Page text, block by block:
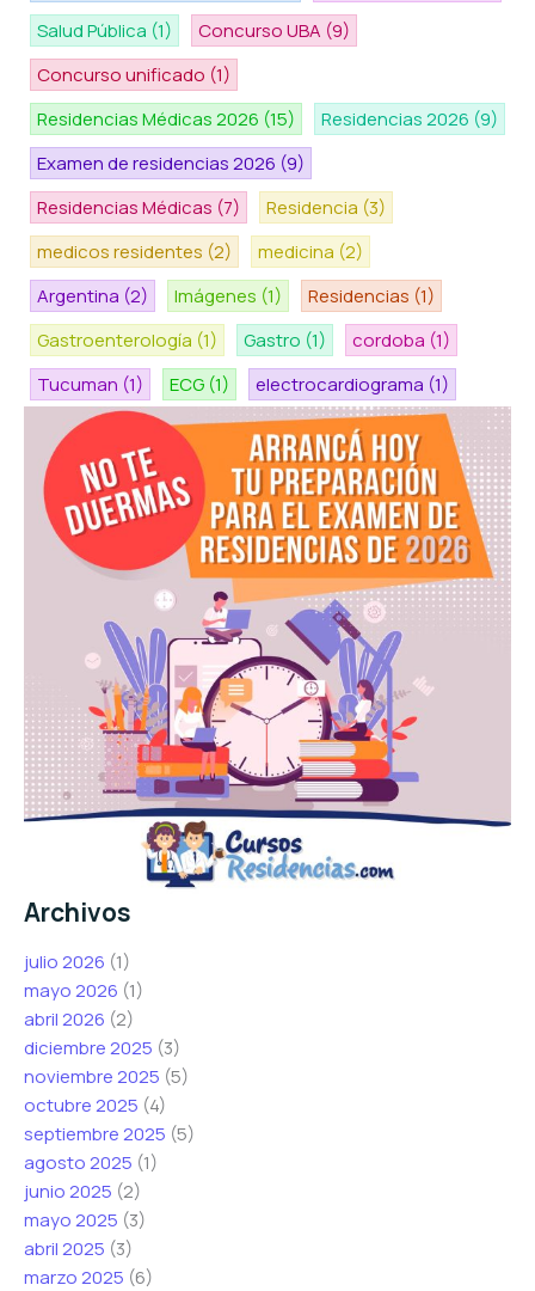
Salud Pública (1) Concurso UBA (9)
Concurso unificado (1)
Residencias Médicas 2026 (15) Residencias 2026 (9)
Examen de residencias 2026 (9)
Residencias Médicas (7) Residencia (3)
medicos residentes (2) medicina (2)
Argentina (2) Imágenes (1) Residencias (1)
Gastroenterología (1) Gastro (1) cordoba (1)
Tucuman (1) ECG (1) electrocardiograma (1)
Archivos
julio 2026 (1)
mayo 2026 (1)
abril 2026 (2)
diciembre 2025 (3)
noviembre 2025 (5)
octubre 2025 (4)
septiembre 2025 (5)
agosto 2025 (1)
junio 2025 (2)
mayo 2025 (3)
abril 2025 (3)
marzo 2025 (6)